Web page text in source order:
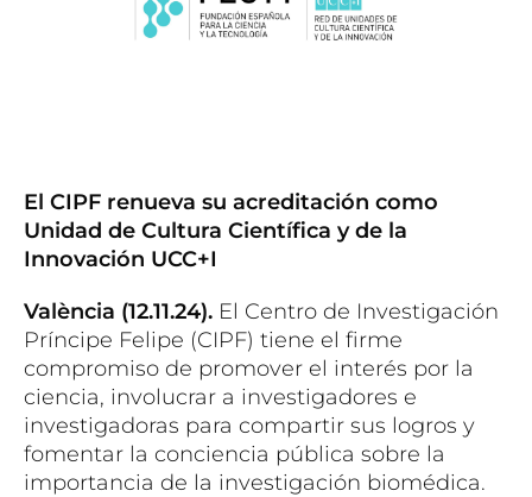
El CIPF renueva su acreditación como
Unidad de Cultura Científica y de la
Innovación UCC+I
València (12.11.24). El Centro de Investigación
Príncipe Felipe (CIPF) tiene el firme
compromiso de promover el interés por la
ciencia, involucrar a investigadores e
investigadoras para compartir sus logros y
fomentar la conciencia pública sobre la
importancia de la investigación biomédica.